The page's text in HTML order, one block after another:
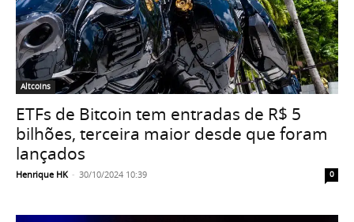
Altcoins
ETFs de Bitcoin tem entradas de R$ 5
bilhões, terceira maior desde que foram
lançados
Henrique HK - 30/10/2024 10:39 0